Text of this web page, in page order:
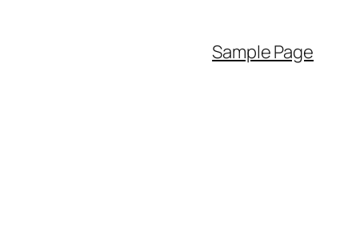
Sample Page